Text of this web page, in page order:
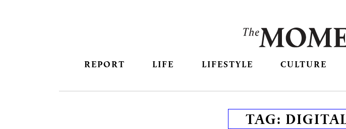
REPORT LIFE LIFESTYLE CULTURE
TAG: